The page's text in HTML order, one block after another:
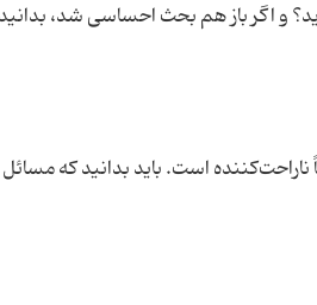
و اگر باز هم بحث احساسی شد،
است. باید بدانید که